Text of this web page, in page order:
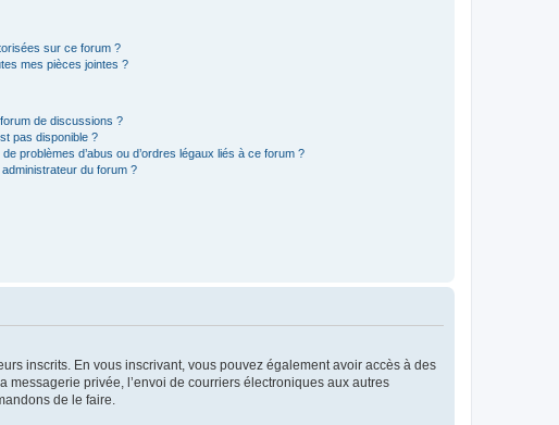
sur ce forum ?
mes pièces jointes ?
de discussions ?
pas disponible ?
problèmes d’abus ou d’ordres légaux liés à ce forum ?
du forum ?
inscrits. En vous inscrivant, vous pouvez également avoir accès à des
messagerie privée, l’envoi de courriers électroniques aux autres
de le faire.